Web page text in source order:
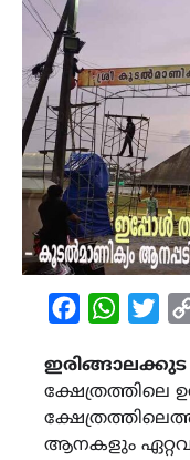
Facebook
ഇരിങ്ങാലക്കുട
ക്ഷേത്രത്തിലെ
ആനകളും